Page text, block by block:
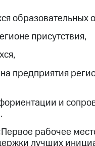
образовательных
присутствия,
предприятия
и
рабочее
лучших